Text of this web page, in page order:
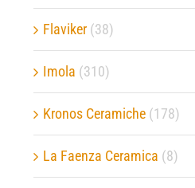
Flaviker (38)
Imola (310)
Kronos Ceramiche (178)
La Faenza Ceramica (8)